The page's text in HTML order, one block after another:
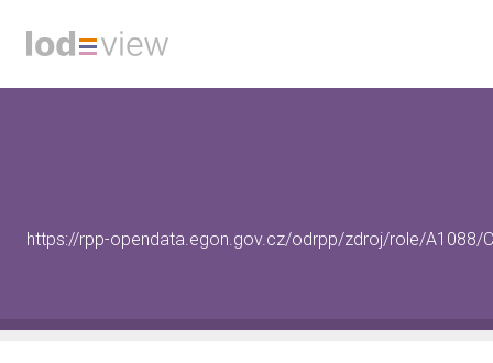
https://rpp-opendata.egon.gov.cz/odrpp/zdroj/role/A1088/